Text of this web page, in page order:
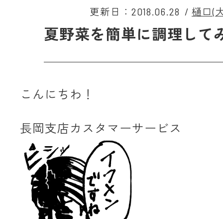
更新日：2018.06.28 / 樋口(
夏野菜を簡単に調理して
こんにちわ！
長岡支店カスタマーサービス